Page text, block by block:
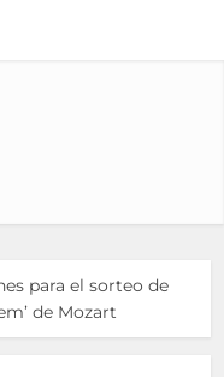
para el sorteo de
de Mozart